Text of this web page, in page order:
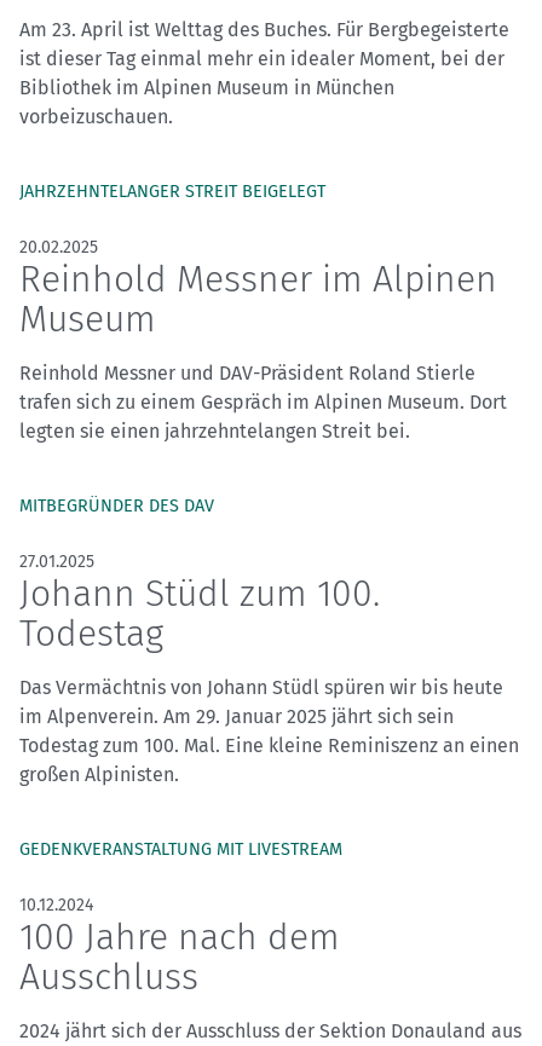
Am 23. April ist Welttag des Buches. Für Bergbegeisterte
ist dieser Tag einmal mehr ein idealer Moment, bei der
Bibliothek im Alpinen Museum in München
vorbeizuschauen.
JAHRZEHNTELANGER STREIT BEIGELEGT
20.02.2025
Reinhold Messner im Alpinen
Museum
Reinhold Messner und DAV-Präsident Roland Stierle
trafen sich zu einem Gespräch im Alpinen Museum. Dort
legten sie einen jahrzehntelangen Streit bei.
MITBEGRÜNDER DES DAV
27.01.2025
Johann Stüdl zum 100.
Todestag
Das Vermächtnis von Johann Stüdl spüren wir bis heute
im Alpenverein. Am 29. Januar 2025 jährt sich sein
Todestag zum 100. Mal. Eine kleine Reminiszenz an einen
großen Alpinisten.
GEDENKVERANSTALTUNG MIT LIVESTREAM
10.12.2024
100 Jahre nach dem
Ausschluss
2024 jährt sich der Ausschluss der Sektion Donauland aus